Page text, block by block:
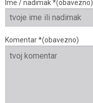
Ime / nadimak *(obavezno)
Komentar *(obavezno)